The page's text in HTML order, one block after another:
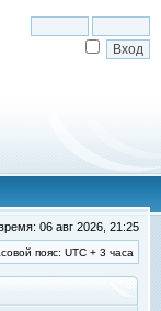
06 авг 2026, 21:25
пояс: UTC + 3 часа